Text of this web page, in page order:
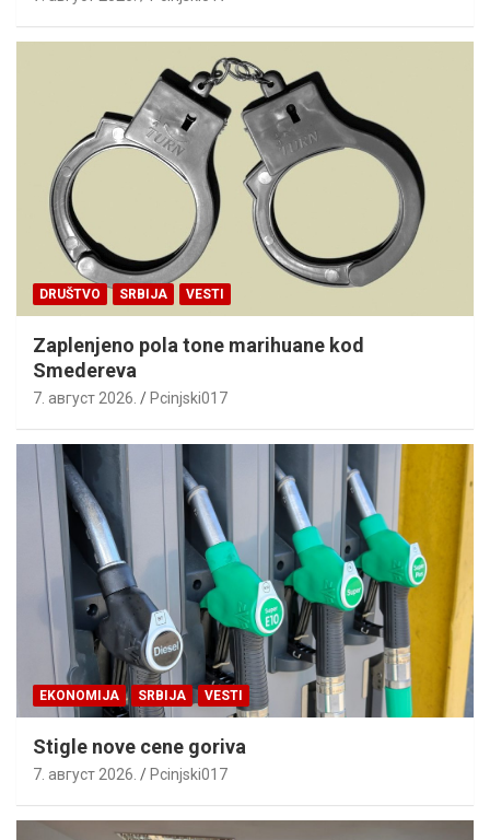
DRUŠTVO SRBIJA VESTI
Zaplenjeno pola tone marihuane kod
Smedereva
7. август 2026. Pcinjski017
EKONOMIJA SRBIJA VESTI
Stigle nove cene goriva
7. август 2026. Pcinjski017